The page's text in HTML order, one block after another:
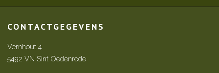
CONTACTGEGEVENS
Vernhout 4
5492 VN Sint Oedenrode